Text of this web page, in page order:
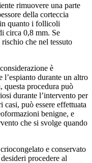
rimuovere una parte
della corteccia
quanto i follicoli
circa 0,8 mm. Se
che nel tessuto
è
l’espianto durante un altro
questa procedura può
durante l’intervento per
può essere effettuata
benigne, e
che si svolge quando
e conservato
procedere al